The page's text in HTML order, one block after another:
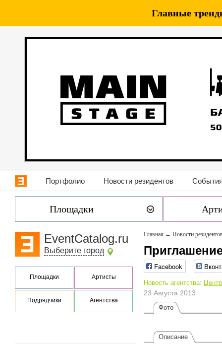
Главные
Портфолио Новости резидентов
Площадки
EventCatalog.ru
Выберите город
Площадки Артисты
Подрядчики Агентства
Главная → Новости
Facebook
Новость агентства:
23 Августа 2013
Фото
Описание